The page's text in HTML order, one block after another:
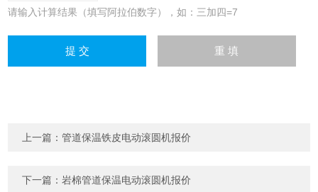
请输入计算结果（填写阿拉伯数字），如：三加四=7
上一篇：管道保温铁皮电动滚圆机报价
下一篇：岩棉管道保温电动滚圆机报价